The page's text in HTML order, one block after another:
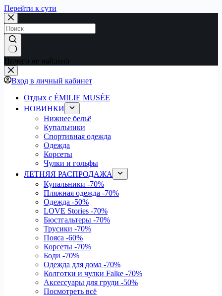
Перейти к сути
Ничего не найдено
Вход в личный кабинет
Отдых с ÉMILIE MUSÉE
НОВИНКИ
Нижнее бельё
Купальники
Спортивная одежда
Одежда
Корсеты
Чулки и гольфы
ЛЕТНЯЯ РАСПРОДАЖА
Купальники -70%
Пляжная одежда -70%
Одежда -50%
LOVE Stories -70%
Бюстгальтеры -70%
Трусики -70%
Пояса -60%
Корсеты -70%
Боди -70%
Одежда для дома -70%
Колготки и чулки Falke -70%
Аксессуары для груди -50%
Посмотреть всё